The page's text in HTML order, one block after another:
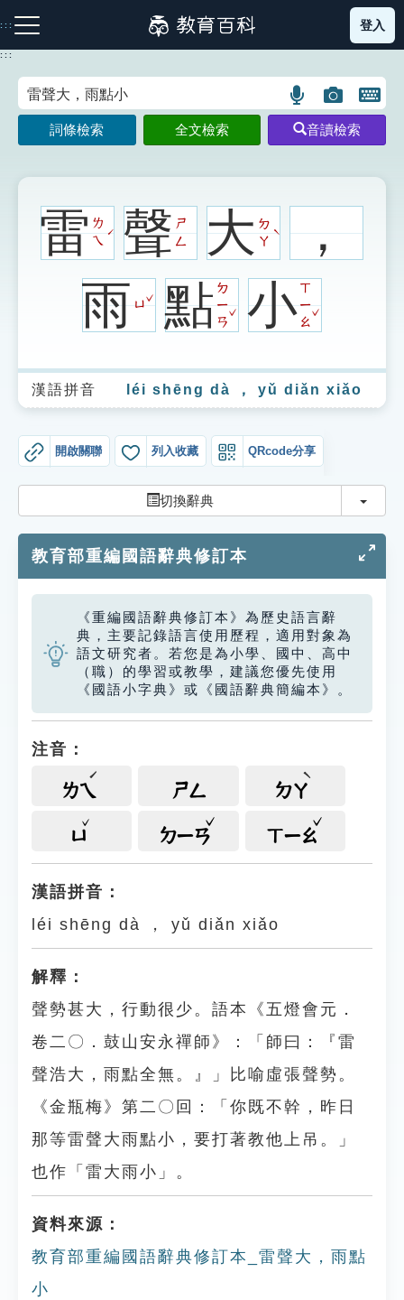
到
主
:::
注音索引圖示 筆畫索引圖示 部首索引表圖示
網站導覽
生字詞彙表
成語故事
知識索引
單字索引
生命大百科索引
遊戲專區
教學應用
貓頭鷹博士
登入
:::
語
言
搜
示
圖
片
搜
示
開
鍵
圖
詞條檢索 全文檢索 音讀檢索
雷ㄌ
ㄟ
ˊ 聲ㄕ
ㄥ
大ㄉ
ㄚ
ˋ
，
雨ㄩ
ˇ 點ㄉ
ㄧ
ㄢ
ˇ小ㄒ
ㄧ
ㄠ
ˇ
漢語拼音 léi shēng dà ， yǔ diǎn xiǎo
開啟關聯 列入收藏 QRcode分享
切換辭典 切換
教育部重編國語辭典修訂本
《重編國語辭典修訂本》為歷史語言辭
典，主要記錄語言使用歷程，適用對象為
語文研究者。若您是為小學、國中、高中
（職）的學習或教學，建議您優先使用
《國語小字典》或《國語辭典簡編本》。
注音：
ㄌㄟ ㄕㄥ ㄉㄚ
ㄩ ㄉㄧㄢ ㄒㄧㄠ
漢語拼音：
léi shēng dà ， yǔ diǎn xiǎo
解釋：
聲勢甚大，行動很少。語本《五燈會元．
卷二〇．鼓山安永禪師》：「師曰：『雷
聲浩大，雨點全無。』」比喻虛張聲勢。
《金瓶梅》第二〇回：「你既不幹，昨日
那等雷聲大雨點小，要打著教他上吊。」
也作「雷大雨小」。
資料來源：
教育部重編國語辭典修訂本_雷聲大，雨點
小